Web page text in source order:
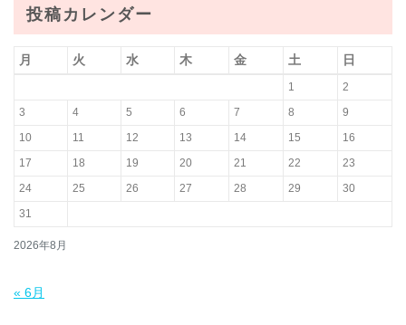
投稿カレンダー
2026年8月
月 火 水 木 金 土 日
1
2
3
4 5 6 7 8
9
10
11 12 13 14 15
16
17
18 19 20 21 22
23
24
25 26 27 28 29
30
31
« 6月